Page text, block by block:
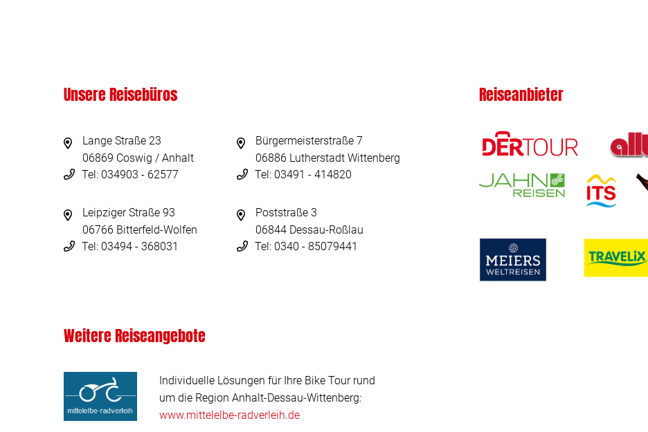
Unsere Reisebüros
Lange Straße 23
06869 Coswig / Anhalt
Tel: 034903 - 62577
Bürgermeisterstraße 7
06886 Lutherstadt Wittenberg
Tel: 03491 - 414820
Leipziger Straße 93
06766 Bitterfeld-Wolfen
Tel: 03494 - 368031
Poststraße 3
06844 Dessau-Roßlau
Tel: 0340 - 85079441
Reiseanbieter
Weitere Reiseangebote
Individuelle Lösungen für Ihre Bike Tour rund
um die Region Anhalt-Dessau-Wittenberg:
www.mittelelbe-radverleih.de